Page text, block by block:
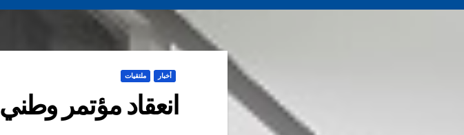
أخبار ملتقيات
انعقاد مؤتمر وطني